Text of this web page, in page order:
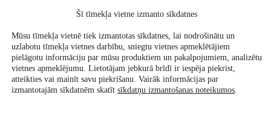
Atbalsti mūs
Nav pierādījumu, ka ārsti noklusē Covid-19 vakcīnu blaknes
Šī tīmekļa vietne izmanto sīkdatnes
Mūsu tīmekļa vietnē tiek izmantotas sīkdatnes, lai nodrošinātu un
uzlabotu tīmekļa vietnes darbību, sniegtu vietnes apmeklētājiem
pielāgotu informāciju par mūsu produktiem un pakalpojumiem, analizētu
vietnes apmeklējumu. Lietotājam jebkurā brīdī ir iespēja piekrist,
atteikties vai mainīt savu piekrišanu. Vairāk informācijas par
izmantotajām sīkdatnēm skatīt sīkdatņu izmantošanas noteikumos.